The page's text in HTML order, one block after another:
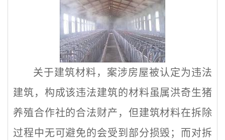
关于建筑材料，案涉房屋被认定为违法
建筑，构成该违法建筑的材料虽属洪奇生猪
养殖合作社的合法财产，但建筑材料在拆除
过程中无可避免的会受到部分损毁；而对拆